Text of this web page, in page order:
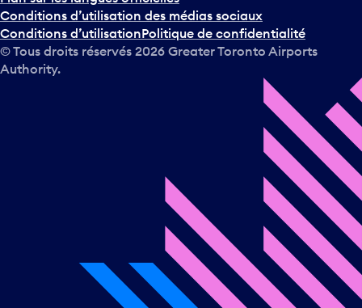
l
e
c
a
Conditions d’utilisation des médias sociaux
Conditions d’utilisationPolitique de confidentialité
© Tous droits réservés 2026 Greater Toronto Airports
Authority.